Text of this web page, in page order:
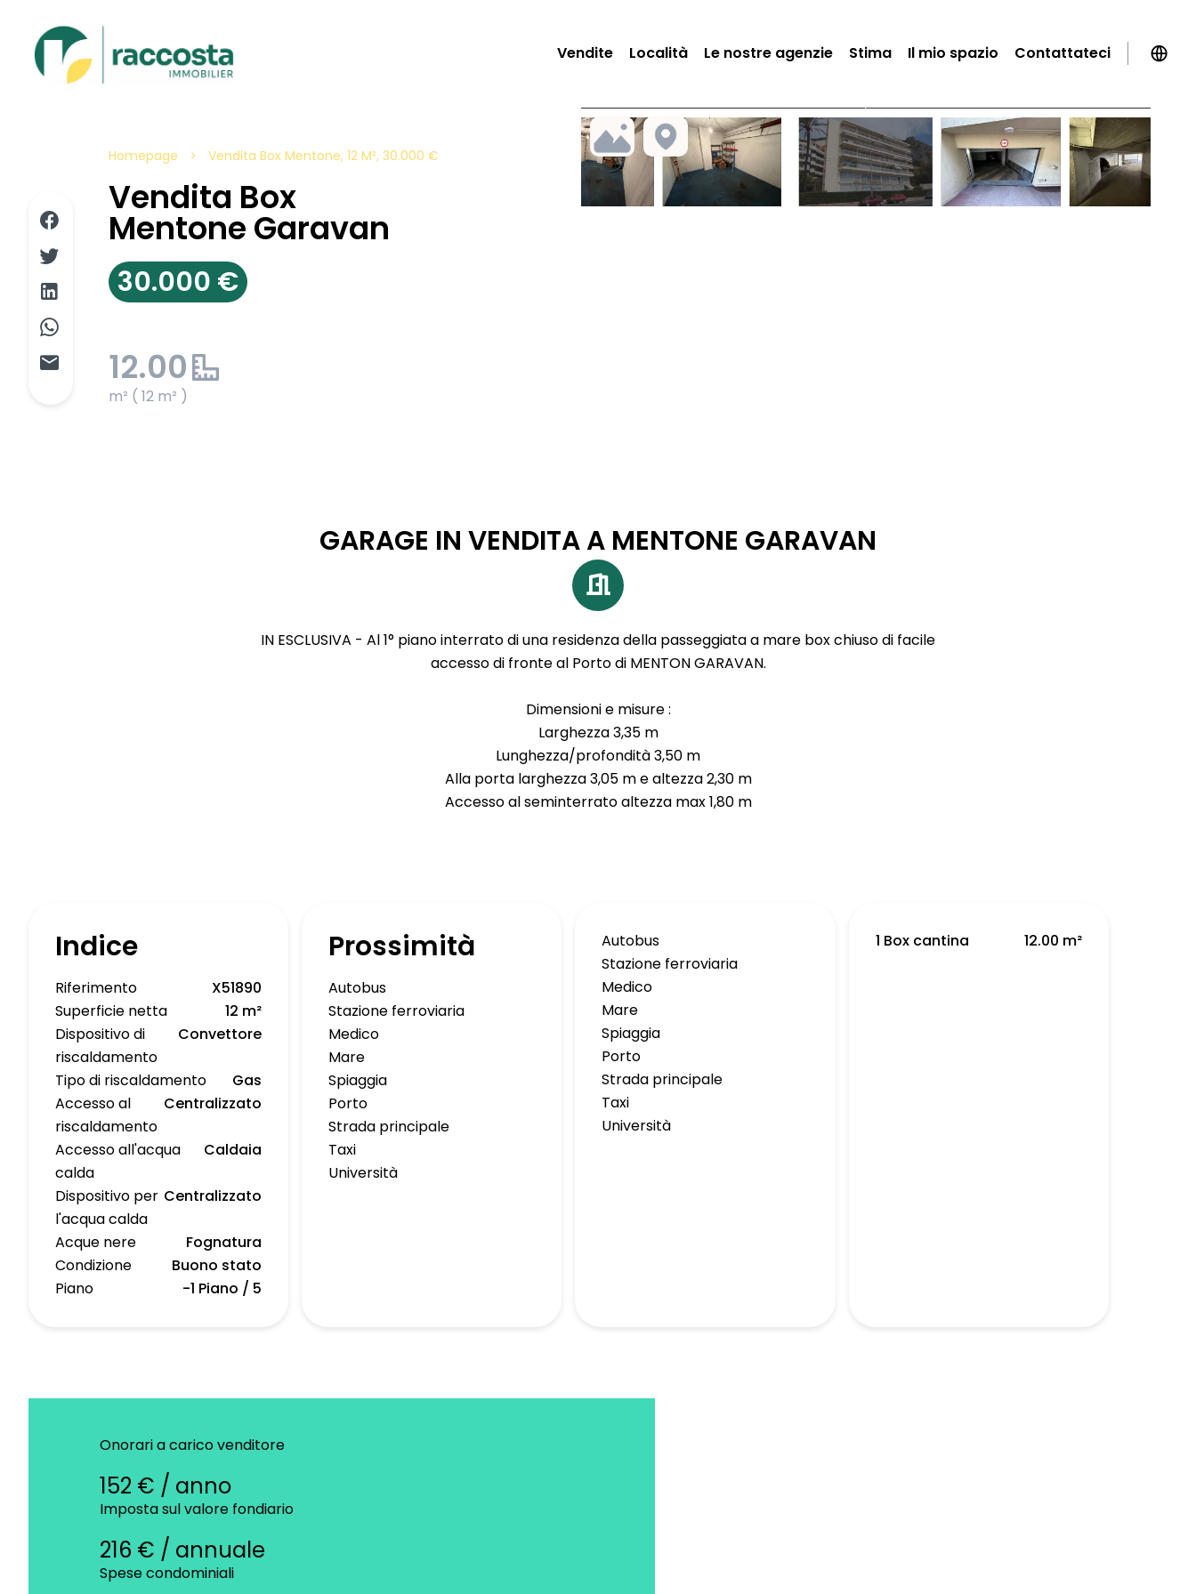
Vendite Località Le nostre agenzie Stima Il mio spazio Contattateci
Homepage Vendita Box Mentone, 12 M², 30.000 €
Vendita Box
Mentone Garavan
30.000 €
12.00
m² ( 12 m² )
GARAGE IN VENDITA A MENTONE GARAVAN
IN ESCLUSIVA - Al 1° piano interrato di una residenza della passeggiata a mare box chiuso di facile
accesso di fronte al Porto di MENTON GARAVAN.
Dimensioni e misure :
Larghezza 3,35 m
Lunghezza/profondità 3,50 m
Alla porta larghezza 3,05 m e altezza 2,30 m
Accesso al seminterrato altezza max 1,80 m
Indice
Riferimento
X51890
Superficie netta
12 m²
Dispositivo di
riscaldamento
Convettore
Tipo di riscaldamento
Gas
Accesso al
riscaldamento
Centralizzato
Accesso all'acqua
calda
Caldaia
Dispositivo per
l'acqua calda
Centralizzato
Acque nere
Fognatura
Condizione
Buono stato
Piano
-1 Piano / 5
Prossimità
Autobus
Stazione ferroviaria
Medico
Mare
Spiaggia
Porto
Strada principale
Taxi
Università
Autobus
Stazione ferroviaria
Medico
Mare
Spiaggia
Porto
Strada principale
Taxi
Università
1 Box cantina 12.00 m²
Onorari a carico venditore
152 € / anno
Imposta sul valore fondiario
216 € / annuale
Spese condominiali